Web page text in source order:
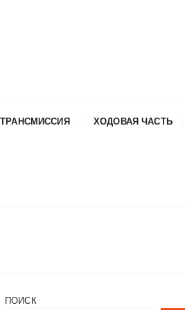
ТРАНСМИССИЯ ХОДОВАЯ ЧАСТЬ
ПОИСК